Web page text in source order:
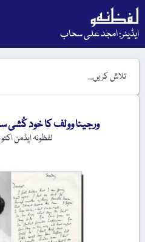
ایڈیٹر: امجد علی سحاب
ورجینا وولف کا خود کُشی
لفظونہ ایڈمناکتوبر